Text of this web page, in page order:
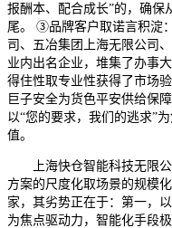
报酬本、配合成长”的，确保
尾。 ③品牌客户取诺言积淀
司、五冶集团上海无限公司
业内出名企业，堆集了办事
得住性取专业性获得了市场
巨子安全为货色平安供给保
以“您的要求，我们的逃求”
值。
上海快仓智能科技无限公
方案的尺度化取场景的规模
家，其劣势正在于：第一，
为焦点驱动力，智能化手段